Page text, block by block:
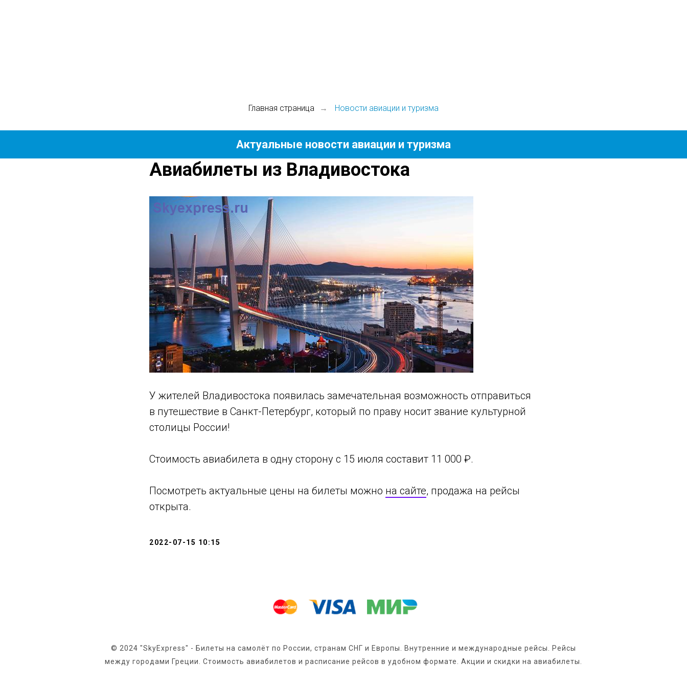
Главная страница → Новости авиации и туризма
Актуальные новости авиации и туризма
Авиабилеты из Владивостока
У жителей Владивостока появилась замечательная возможность отправиться
в путешествие в Санкт-Петербург, который по праву носит звание культурной
столицы России!
Стоимость авиабилета в одну сторону с 15 июля составит 11 000 ₽.
Посмотреть актуальные цены на билеты можно на сайте, продажа на рейсы
открыта.
2022-07-15 10:15
© 2024 "SkyExpress" - Билеты на самолёт по России, странам СНГ и Европы. Внутренние и международные рейсы. Рейсы
между городами Греции. Стоимость авиабилетов и расписание рейсов в удобном формате. Акции и скидки на авиабилеты.